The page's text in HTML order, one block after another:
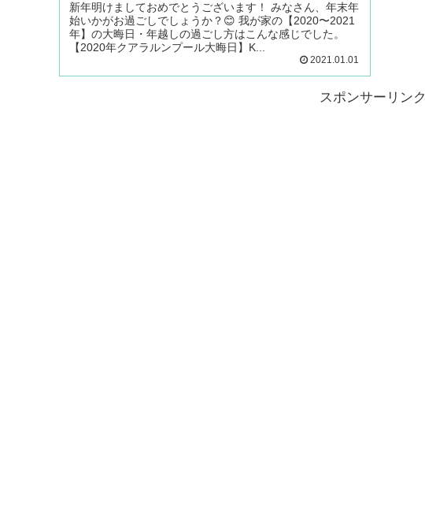
新年明けましておめでとうございます！ みなさん、年末年
始いかがお過ごしでしょうか？😊 我が家の【2020〜2021
年】の大晦日・年越しの過ごし方はこんな感じでした。
【2020年クアラルンプール大晦日】K...
2021.01.01
スポンサーリンク